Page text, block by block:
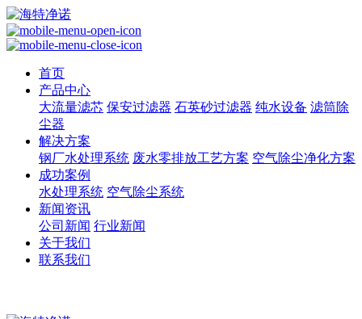
首页
产品中心
大流量滤芯 保安过滤器 石英砂过滤器 纯水设备 滤筒除
尘器
解决方案
钢厂水处理系统 废水零排放工艺方案 空气除尘净化方案
成功案例
水处理系统 空气除尘系统
新闻资讯
公司新闻 行业新闻
关于我们
联系我们